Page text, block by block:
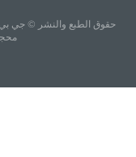
جي بي تشاينا التجارة الدولية
سياسة